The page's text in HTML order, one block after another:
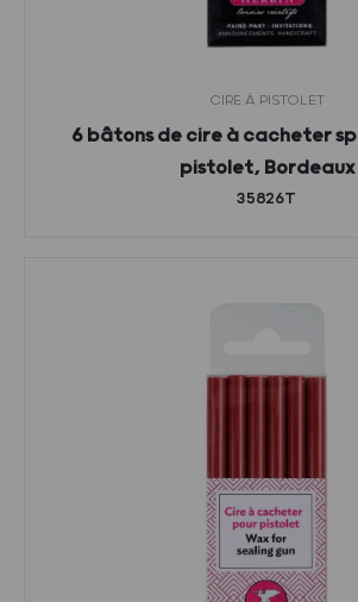
CIRE À PISTOLET
6 bâtons de cire à cacheter
pistolet, Bordeaux
35826T